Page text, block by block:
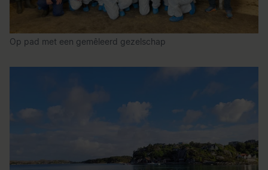
Op pad met een gemêleerd gezelschap